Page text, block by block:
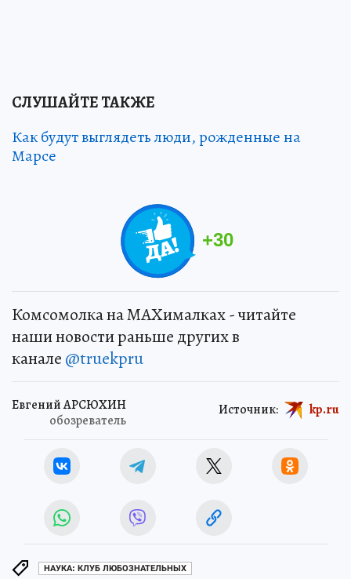
СЛУШАЙТЕ ТАКЖЕ
Как будут выглядеть люди, рожденные на
Марсе
+30
Комсомолка на MAXималках - читайте
наши новости раньше других в
канале @truekpru
Евгений АРСЮХИН
обозреватель
Источник: kp.ru
НАУКА: КЛУБ ЛЮБОЗНАТЕЛЬНЫХ